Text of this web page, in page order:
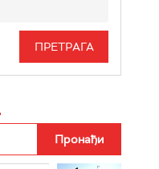
РАДИО БЕОГРАД 3
РАДИО РОКЕНРОЛЕР
ИНФО